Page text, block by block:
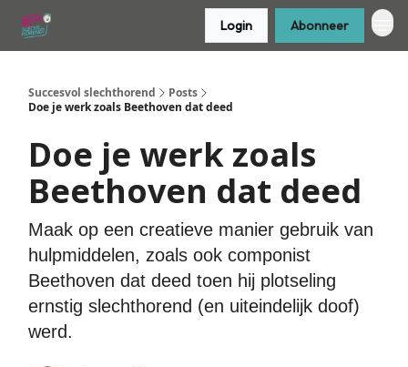
Login Abonneer
Succesvol slechthorend
Posts
Doe je werk zoals Beethoven dat deed
Doe je werk zoals
Beethoven dat deed
Maak op een creatieve manier gebruik van
hulpmiddelen, zoals ook componist
Beethoven dat deed toen hij plotseling
ernstig slechthorend (en uiteindelijk doof)
werd.